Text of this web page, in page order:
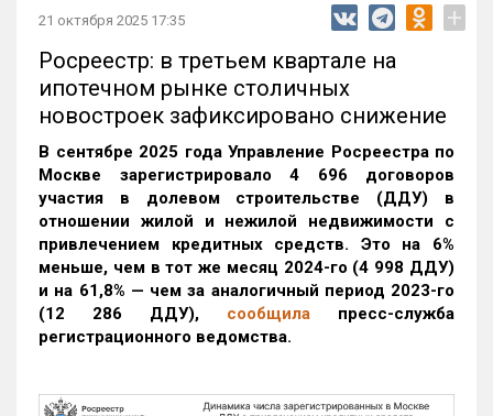
21 октября 2025 17:35 +
Росреестр: в третьем квартале на
ипотечном рынке столичных
новостроек зафиксировано снижение
В сентябре 2025 года Управление Росреестра по
Москве зарегистрировало 4 696 договоров
участия в долевом строительстве (ДДУ) в
отношении жилой и нежилой недвижимости с
привлечением кредитных средств. Это на 6%
меньше, чем в тот же месяц 2024-го (4 998 ДДУ)
и на 61,8% — чем за аналогичный период 2023-го
(12 286 ДДУ), сообщила пресс-служба
регистрационного ведомства.